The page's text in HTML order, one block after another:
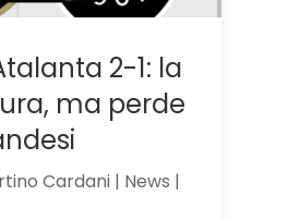
2-1: la
ma perde
Cardani | News |